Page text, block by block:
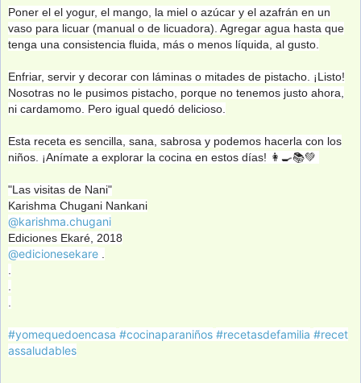
Poner el el yogur, el mango, la miel o azúcar y el azafrán en un
vaso para licuar (manual o de licuadora). Agregar agua hasta que
tenga una consistencia fluida, más o menos líquida, al gusto.
Enfriar, servir y decorar con láminas o mitades de pistacho. ¡Listo!
Nosotras no le pusimos pistacho, porque no tenemos justo ahora,
ni cardamomo. Pero igual quedó delicioso.
Esta receta es sencilla, sana, sabrosa y podemos hacerla con los
niños. ¡Anímate a explorar la cocina en estos días! 👩‍🍳📚💚
"Las visitas de Nani"
Karishma Chugani Nankani
@karishma.chugani
Ediciones Ekaré, 2018
@edicionesekare
#yomequedoencasa #cocinaparaniños #recetasdefamilia #recet
assaludables